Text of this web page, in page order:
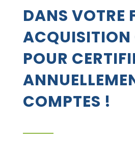
DANS VOTRE
ACQUISITION
POUR
COMPTES !